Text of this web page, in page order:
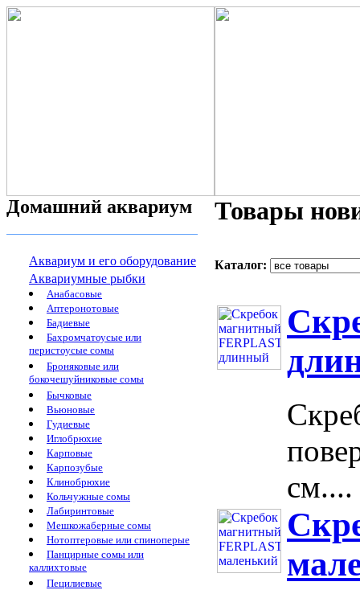
Домашний аквариум
Аквариум и его оборудование
Аквариумные рыбки
Анабасовые
Аптеронотовые
Бадиевые
Бахромчатоусые или
перистоусые сомы
Броняковые или
бокочешуйниковые сомы
Бычковые
Вьюновые
Гудиевые
Иглобрюхие
Карповые
Карпозубые
Клинобрюхие
Кольчужные сомы
Лабиринтовые
Мешкожаберные сомы
Нотоптеровые или спиноперые
Панцирные сомы или
каллихтовые
Пецилиевые
Товары
Каталог:
см....